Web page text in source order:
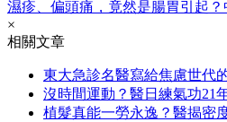
濕疹、偏頭痛，竟然是腸胃引起
×
相關文章
東大急診名醫寫給焦慮世代
沒時間運動？醫日練氣功21
植髮真能一勞永逸？醫揭密